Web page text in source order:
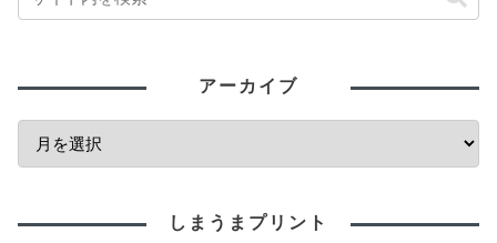
アーカイブ
しまうまプリント